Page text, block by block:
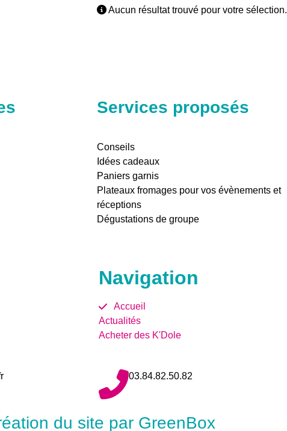
Aucun résultat trouvé pour votre sélection.
Services proposés
Conseils
Idées cadeaux
Paniers garnis
Plateaux fromages pour vos évènements et
réceptions
Dégustations de groupe
Navigation
Accueil
Actualités
Acheter des K'Dole
03.84.82.50.82
du site par GreenBox